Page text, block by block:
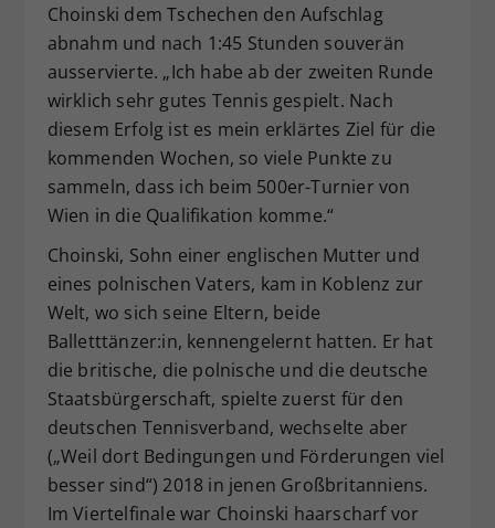
Choinski dem Tschechen den Aufschlag
abnahm und nach 1:45 Stunden souverän
ausservierte. „Ich habe ab der zweiten Runde
wirklich sehr gutes Tennis gespielt. Nach
diesem Erfolg ist es mein erklärtes Ziel für die
kommenden Wochen, so viele Punkte zu
sammeln, dass ich beim 500er-Turnier von
Wien in die Qualifikation komme.“
Choinski, Sohn einer englischen Mutter und
eines polnischen Vaters, kam in Koblenz zur
Welt, wo sich seine Eltern, beide
Balletttänzer:in, kennengelernt hatten. Er hat
die britische, die polnische und die deutsche
Staatsbürgerschaft, spielte zuerst für den
deutschen Tennisverband, wechselte aber
(„Weil dort Bedingungen und Förderungen viel
besser sind“) 2018 in jenen Großbritanniens.
Im Viertelfinale war Choinski haarscharf vor